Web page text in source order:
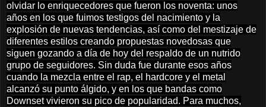
olvidar lo enriquecedores que fueron los noventa: unos
años en los que fuimos testigos del nacimiento y la
explosión de nuevas tendencias, así como del mestizaje de
diferentes estilos creando propuestas novedosas que
siguen gozando a día de hoy del respaldo de un nutrido
grupo de seguidores. Sin duda fue durante esos años
cuando la mezcla entre el rap, el hardcore y el metal
alcanzó su punto álgido, y en los que bandas como
Downset vivieron su pico de popularidad. Para muchos,